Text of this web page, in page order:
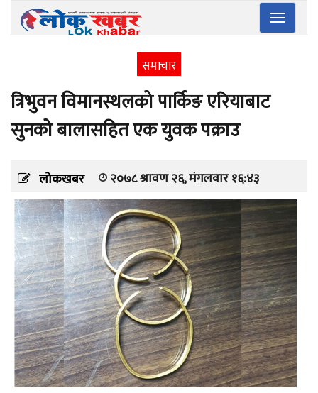
Toggle
समाचार
त्रिभुवन विमानस्थलको पार्किङ एरियाबाट
सुनको बालासहित एक युवक पक्राउ
लोकखबर २०७८ श्रावण २६, मंगलवार १६:४३